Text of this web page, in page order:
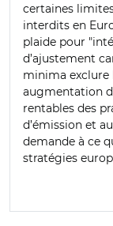
certaines
interdits en
plaide pour
d’ajustement
minima exclure
augmentation
rentables des
d’émission et
demande à ce
stratégies